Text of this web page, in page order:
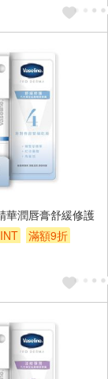
華潤唇膏舒緩修護
滿額9折